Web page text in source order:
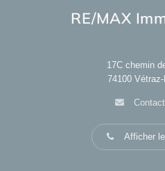
RE/MAX
17C chemin
74100
Afficher